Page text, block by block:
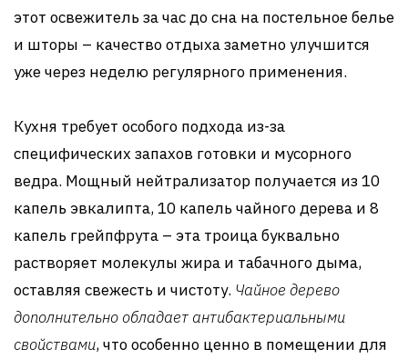
этот освежитель за час до сна на постельное белье
и шторы – качество отдыха заметно улучшится
уже через неделю регулярного применения.
Кухня требует особого подхода из-за
специфических запахов готовки и мусорного
ведра. Мощный нейтрализатор получается из 10
капель эвкалипта, 10 капель чайного дерева и 8
капель грейпфрута – эта троица буквально
растворяет молекулы жира и табачного дыма,
оставляя свежесть и чистоту. Чайное дерево
дополнительно обладает антибактериальными
свойствами, что особенно ценно в помещении для